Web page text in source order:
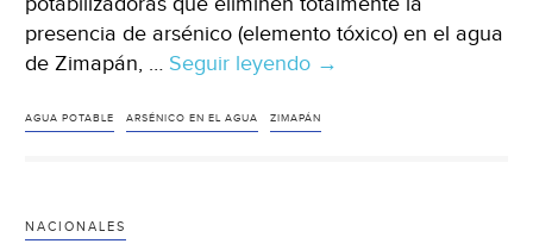
presencia de arsénico (elemento tóxico) en el agua
de Zimapán, … Seguir leyendo Hidalgo:
Zimapán
→
AGUA POTABLE ARSÉNICO EN EL AGUA ZIMAPÁN
NACIONALES